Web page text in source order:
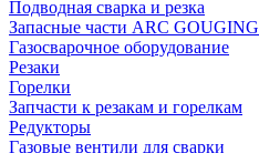
Подводная сварка и резка
Запасные части ARC
Газосварочное оборудование
Резаки
Горелки
Запчасти к резакам и горелкам
Редукторы
Газовые вентили для сварки